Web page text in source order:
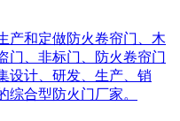
产和定做防火卷帘门、木
门、非标门、防火卷帘门
设计、研发、生产、销
综合型防火门厂家。